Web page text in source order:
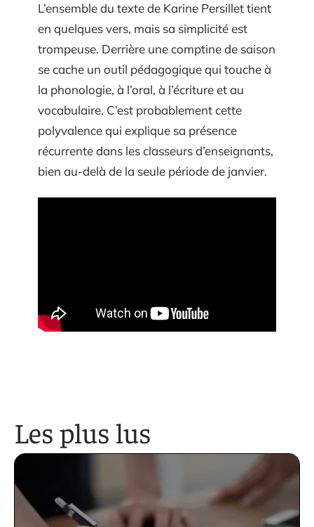
L’ensemble du texte de Karine Persillet tient
en quelques vers, mais sa simplicité est
trompeuse. Derrière une comptine de saison
se cache un outil pédagogique qui touche à
la phonologie, à l’oral, à l’écriture et au
vocabulaire. C’est probablement cette
polyvalence qui explique sa présence
récurrente dans les classeurs d’enseignants,
bien au-delà de la seule période de janvier.
Les plus lus